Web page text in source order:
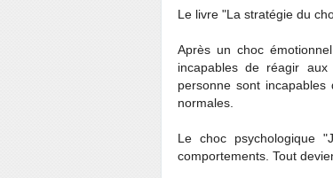
Le livre "La stratégie du
Après un choc
incapables de réagir
personne sont
normales.
Le choc psychologique
comportements. Tout